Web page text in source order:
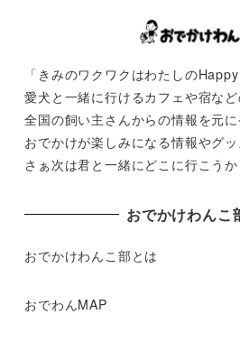
「きみのワクワクはわたしのHappy
愛犬と一緒に行けるカフェや宿な
全国の飼い主さんからの情報を元に
おでかけが楽しみになる情報やグ
さぁ次は君と一緒にどこに行こうか
おでかけわんこ
おでかけわんこ部とは
おでわんMAP